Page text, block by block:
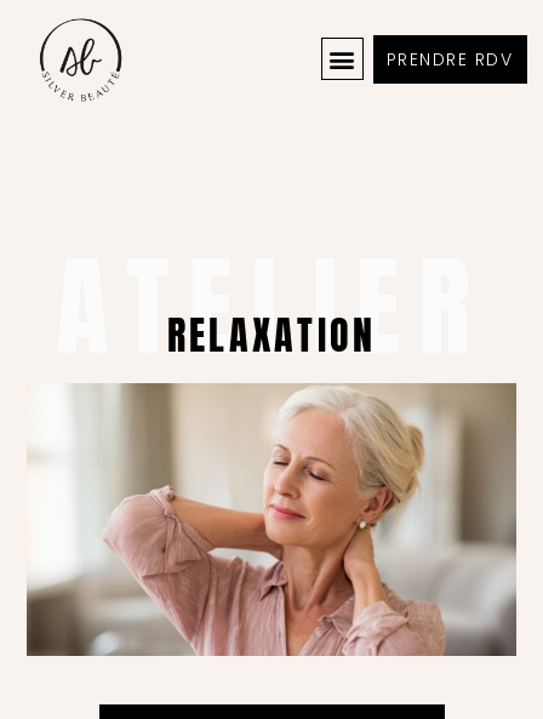
PRENDRE RDV
RELAXATION
ATELIER